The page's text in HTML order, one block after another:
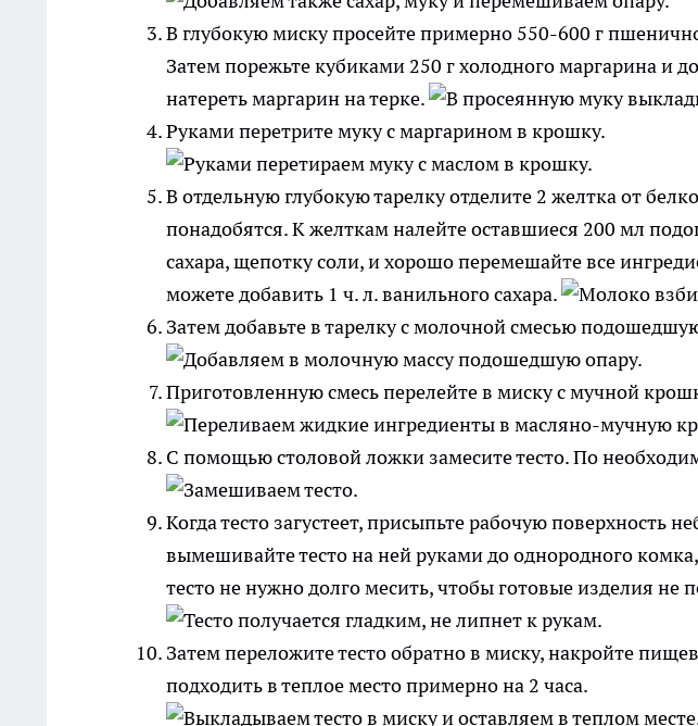
В глубокую миску просейте примерно 550-600 г
Затем порежьте кубиками 250 г холодного маргарина и
натереть маргарин на терке.
Руками перетрите муку с маргарином в крошку.
В отдельную глубокую тарелку отделите 2 желтка от
понадобятся. К желткам налейте оставшиеся 200 мл
сахара, щепотку соли, и хорошо перемешайте все
можете добавить 1 ч. л. ванильного сахара.
Затем добавьте в тарелку с молочной смесью
Приготовленную смесь перелейте в миску с мучной
С помощью столовой ложки замесите тесто. По
Когда тесто загустеет, присыпьте рабочую поверхность
вымешивайте тесто на ней руками до однородного
тесто не нужно долго месить, чтобы готовые изделия не
Затем переложите тесто обратно в миску, накройте
подходить в теплое место примерно на 2 часа.